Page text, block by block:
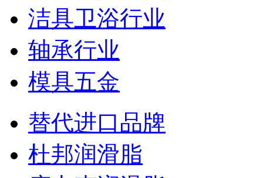
洁具卫浴行业
轴承行业
模具五金
替代进口品牌
杜邦润滑脂